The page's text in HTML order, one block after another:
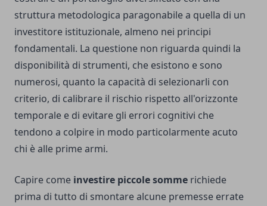
struttura metodologica paragonabile a quella di un
investitore istituzionale, almeno nei principi
fondamentali. La questione non riguarda quindi la
disponibilità di strumenti, che esistono e sono
numerosi, quanto la capacità di selezionarli con
criterio, di calibrare il rischio rispetto all'orizzonte
temporale e di evitare gli errori cognitivi che
tendono a colpire in modo particolarmente acuto
chi è alle prime armi.
Capire come investire piccole somme richiede
prima di tutto di smontare alcune premesse errate